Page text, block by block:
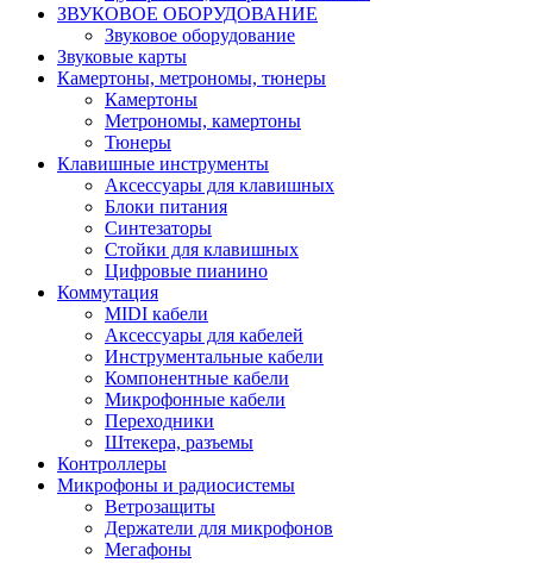
ЗВУКОВОЕ ОБОРУДОВАНИЕ
Звуковое оборудование
Звуковые карты
Камертоны, метрономы, тюнеры
Камертоны
Метрономы, камертоны
Тюнеры
Клавишные инструменты
Аксессуары для клавишных
Блоки питания
Синтезаторы
Стойки для клавишных
Цифровые пианино
Коммутация
MIDI кабели
Аксессуары для кабелей
Инструментальные кабели
Компонентные кабели
Микрофонные кабели
Переходники
Штекера, разъемы
Контроллеры
Микрофоны и радиосистемы
Ветрозащиты
Держатели для микрофонов
Мегафоны